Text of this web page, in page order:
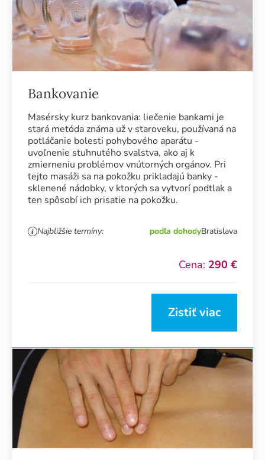
Bankovanie
Masérsky kurz bankovania: liečenie bankami je
stará metóda známa už v staroveku, používaná na
potláčanie bolesti pohybového aparátu -
uvoľnenie stuhnutého svalstva, ako aj k
zmierneniu problémov vnútorných orgánov. Pri
tejto masáži sa na pokožku prikladajú banky -
sklenené nádobky, v ktorých sa vytvorí podtlak a
ten spôsobí ich prisatie na pokožku.
Najbližšie termíny: podľa dohodyBratislava
Cena: 290 €
Zistiť viac